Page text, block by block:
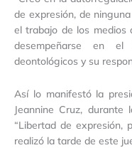
de expresión, de
el trabajo de los medios
desempeñarse en
deontológicos y su
Así lo manifestó la
Jeannine Cruz, durante
“Libertad de expresión,
realizó la tarde de este